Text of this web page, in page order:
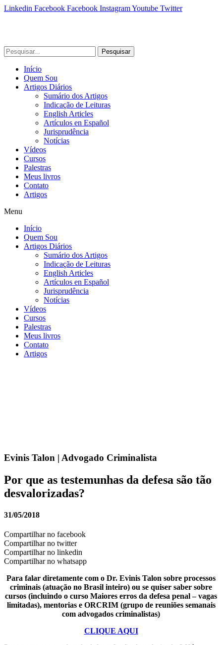
Linkedin Facebook Facebook InstagramYoutube Twitter
Pesquisar
Início
Quem Sou
Artigos Diários
Sumário dos Artigos
Indicação de Leituras
English Articles
Artículos en Español
Jurisprudência
Notícias
Vídeos
Cursos
Palestras
Meus livros
Contato
Artigos
Menu
Início
Quem Sou
Artigos Diários
Sumário dos Artigos
Indicação de Leituras
English Articles
Artículos en Español
Jurisprudência
Notícias
Vídeos
Cursos
Palestras
Meus livros
Contato
Artigos
Evinis Talon | Advogado Criminalista
Por que as testemunhas da defesa são tão
desvalorizadas?
31/05/2018
Compartilhar no facebook
Compartilhar no twitter
Compartilhar no linkedin
Compartilhar no whatsapp
Para falar diretamente com o Dr. Evinis Talon sobre processos
criminais (atuação no Brasil inteiro) ou se quiser saber sobre
cursos (incluindo o curso Maiores erros da defesa penal – vagas
limitadas), mentorias e ORCRIM (grupo de reuniões semanais
com advogados criminalistas)
CLIQUE AQUI